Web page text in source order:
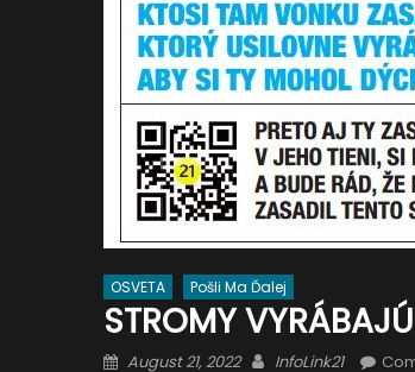
OSVETA Pošli Ma Ďalej
STROMY
Posted
August 21, 2022 Author
InfoLink21